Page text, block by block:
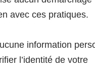
d’application des
avec ces pratiques.
information
l’identité de votre